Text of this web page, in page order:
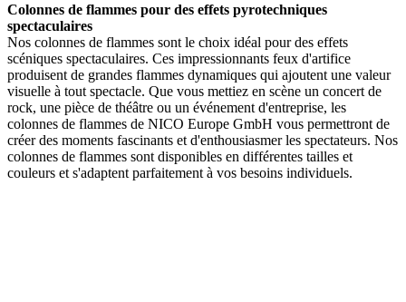
Colonnes de flammes pour des effets pyrotechniques
spectaculaires
Nos colonnes de flammes sont le choix idéal pour des effets
scéniques spectaculaires. Ces impressionnants feux d'artifice
produisent de grandes flammes dynamiques qui ajoutent une valeur
visuelle à tout spectacle. Que vous mettiez en scène un concert de
rock, une pièce de théâtre ou un événement d'entreprise, les
colonnes de flammes de NICO Europe GmbH vous permettront de
créer des moments fascinants et d'enthousiasmer les spectateurs. Nos
colonnes de flammes sont disponibles en différentes tailles et
couleurs et s'adaptent parfaitement à vos besoins individuels.